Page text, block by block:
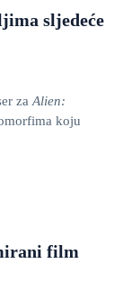
sljedeće
za Alien:
koju
film